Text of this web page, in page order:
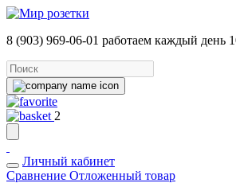
8 (903) 969-06-01 работаем каждый день
2
Личный кабинет
Сравнение Отложенный товар